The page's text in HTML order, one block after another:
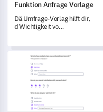
Funktion Anfrage Vorlage
Dä Umfrage-Vorlag hilft dir,
d'Wichtigkeit vo
z'evaluiere und z'verstehe.
Musik Lehrer Bewertungs